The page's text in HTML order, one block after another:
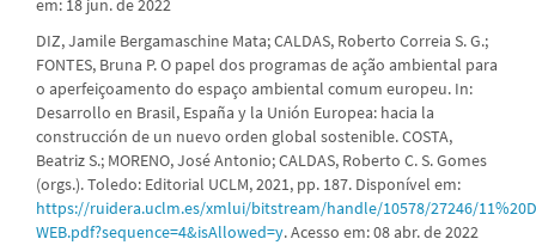
em: 18 jun. de 2022
DIZ, Jamile Bergamaschine Mata; CALDAS, Roberto Correia S. G.;
FONTES, Bruna P. O papel dos programas de ação ambiental para
o aperfeiçoamento do espaço ambiental comum europeu. In:
Desarrollo en Brasil, España y la Unión Europea: hacia la
construcción de un nuevo orden global sostenible. COSTA,
Beatriz S.; MORENO, José Antonio; CALDAS, Roberto C. S. Gomes
(orgs.). Toledo: Editorial UCLM, 2021, pp. 187. Disponível em:
https://ruidera.uclm.es/xmlui/bitstream/handle/10578/27246/
WEB.pdf?sequence=4&isAllowed=y. Acesso em: 08 abr. de 2022